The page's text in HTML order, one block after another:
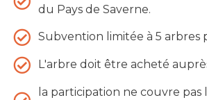
du Pays de Saverne.
Subvention limitée à 5 arbres
L'arbre doit être acheté
la participation ne couvre